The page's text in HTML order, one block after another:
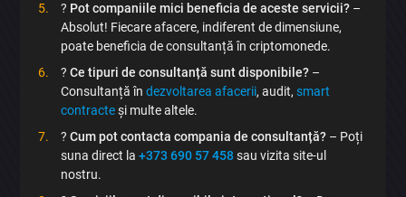
? Pot companiile mici beneficia de aceste servicii? –
Absolut! Fiecare afacere, indiferent de dimensiune,
poate beneficia de consultanță în criptomonede.
?Ce tipuri de consultanță sunt disponibile? –
Consultanță îndezvoltarea afacerii, audit,smart
contracteși multe altele.
?Cum pot contacta compania de consultanță? – Poți
suna direct la+373 690 57 458sau vizita site-ul
nostru.